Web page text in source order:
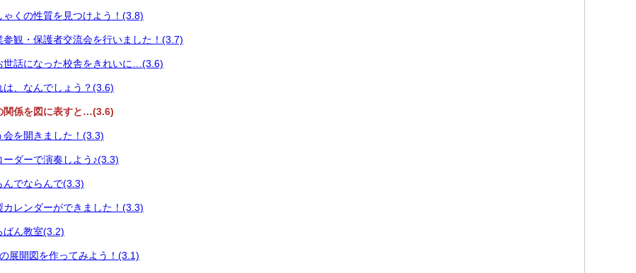
くの性質を見つけよう！(3.8)
参観・保護者交流会を行いました！(3.7)
話になった校舎をきれいに…(3.6)
、なんでしょう？(3.6)
係を図に表すと…(3.6)
を開きました！(3.3)
ダーで演奏しよう♪(3.3)
でならんで(3.3)
レンダーができました！(3.3)
ん教室(3.2)
開図を作ってみよう！(3.1)